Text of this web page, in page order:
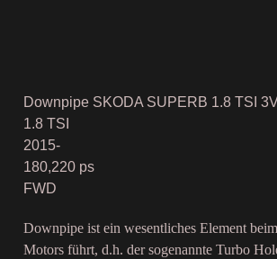
Downpipe SKODA SUPERB 1.8 TSI
1.8 TSI
2015-
180,220 ps
FWD
Downpipe ist ein wesentliches Element
Motors führt, d.h. der sogenannte Turbo